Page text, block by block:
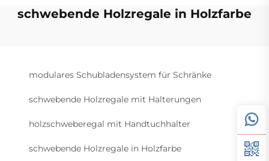
schwebende Holzregale in Holzfarbe
modulares Schubladensystem für Schränke
schwebende Holzregale mit Halterungen
holzschweberegal mit Handtuchhalter
schwebende Holzregale in Holzfarbe